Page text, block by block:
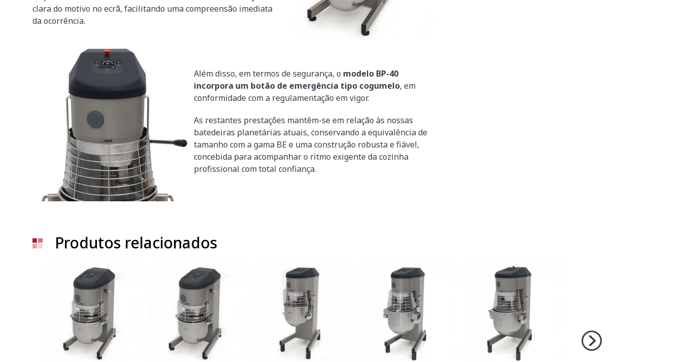
clara do motivo no ecrã, facilitando uma compreensão imediata
da ocorrência.
Além disso, em termos de segurança, o modelo BP-40
incorpora um botão de emergência tipo cogumelo, em
conformidade com a regulamentação em vigor.
As restantes prestações mantêm-se em relação às nossas
batedeiras planetárias atuais, conservando a equivalência de
tamanho com a gama BE e uma construção robusta e fiável,
concebida para acompanhar o ritmo exigente da cozinha
profissional com total confiança.
Produtos relacionados